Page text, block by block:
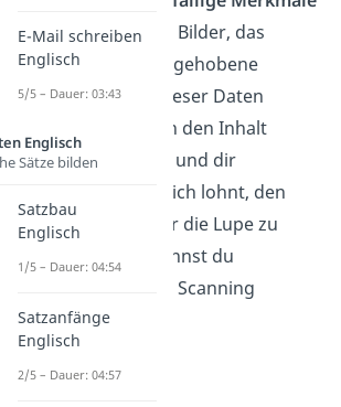
wie Überschriften, Bilder, das
Layout und hervorgehobene
Wörter. Anhand dieser Daten
kannst du dir dann den Inhalt
zusammenreimen und dir
überlegen, ob es sich lohnt, den
Text genauer unter die Lupe zu
nehmen. Dafür kannst du
beispielsweise das Scanning
nutzen.
E-Mail schreiben
Englisch
5/5 – Dauer: 03:43
Englisch
Sätze bilden
Satzbau
Englisch
1/5 – Dauer: 04:54
Satzanfänge
Englisch
2/5 – Dauer: 04:57